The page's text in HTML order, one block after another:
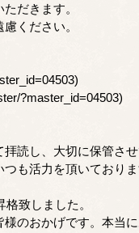
だきます。
ください。
?master_id=04503)
読し、大切に保管さ
も活力を頂いており
致しました。
のおかげです。本当